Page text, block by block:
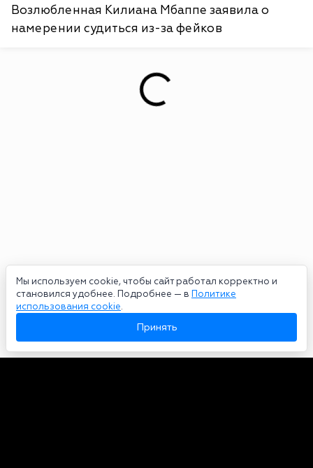
Мы используем cookie, чтобы сайт работал корректно и
становился удобнее. Подробнее — в Политике
использования cookie.
Принять
Возлюбленная Килиана Мбаппе заявила о
намерении судиться из-за фейков